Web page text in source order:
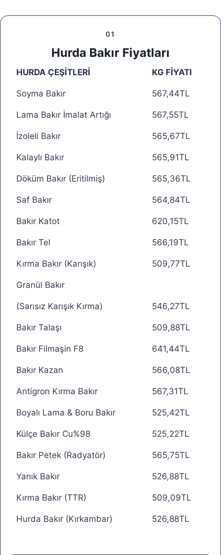
01
Hurda Bakır Fiyatları
HURDA ÇEŞİTLERİ KG FİYATI
Soyma Bakır 567,44TL
Lama Bakır İmalat Artığı 567,55TL
İzoleli Bakır 565,67TL
Kalaylı Bakır 565,91TL
Döküm Bakır (Eritilmiş) 565,36TL
Saf Bakır 564,84TL
Bakır Katot 620,15TL
Bakır Tel 566,19TL
Kırma Bakır (Karışık) 509,77TL
Granül Bakır
(Sarısız Karışık Kırma) 546,27TL
Bakır Talaşı 509,88TL
Bakır Filmaşin F8 641,44TL
Bakır Kazan 566,08TL
Antigron Kırma Bakır 567,31TL
Boyalı Lama & Boru Bakır 525,42TL
Külçe Bakır Cu%98 525,22TL
Bakır Petek (Radyatör) 565,75TL
Yanık Bakır 526,88TL
Kırma Bakır (TTR) 509,09TL
Hurda Bakır (Kırkambar) 526,88TL